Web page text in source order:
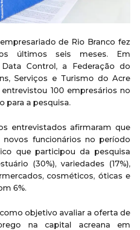
de Rio Branco fez
últimos seis meses. Em
Control, a Federação do
Serviços e Turismo do Acre
entrevistou 100 empresários no
para a pesquisa.
entrevistados afirmaram que
novos funcionários no período
que participou da pesquisa
(30%), variedades (17%),
cosméticos, óticas e
6%.
objetivo avaliar a oferta de
na capital acreana em